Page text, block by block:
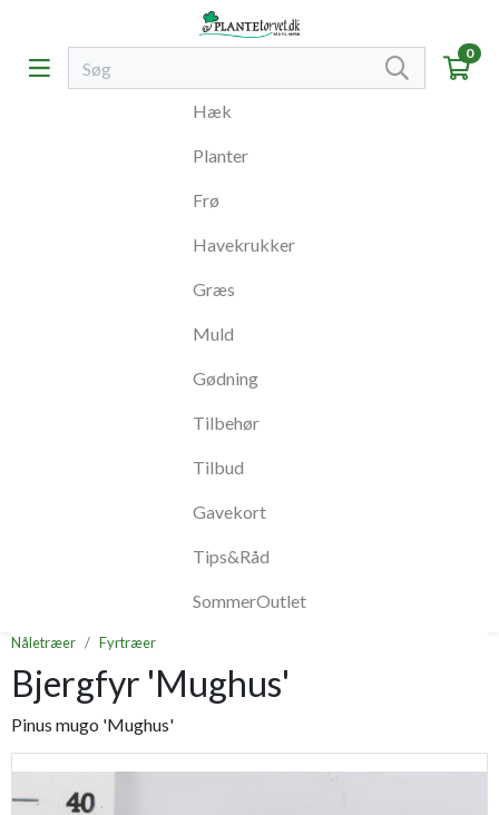
0
Hæk
Planter
Frø
Havekrukker
Græs
Muld
Gødning
Tilbehør
Tilbud
Gavekort
Tips&Råd
SommerOutlet
Nåletræer Fyrtræer
Bjergfyr 'Mughus'
Pinus mugo 'Mughus'